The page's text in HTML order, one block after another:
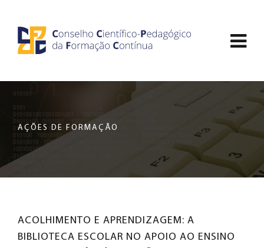
conteúdo
da
-
CONSELHO
CIENTÍFICO-
PEDAGÓGICO
DA
CONTÍNUA
de
AÇÕES DE FORMAÇÃO
ACOLHIMENTO E APRENDIZAGEM: A
BIBLIOTECA ESCOLAR NO APOIO AO ENSINO